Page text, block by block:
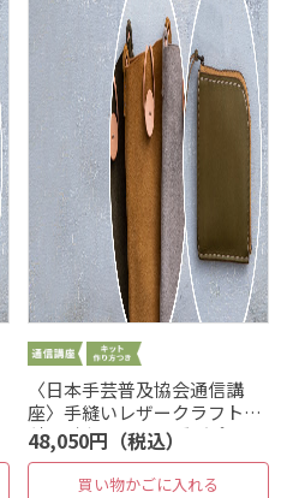
〈日本手芸普及協会通信講
座〉手縫いレザークラフト本
科 財布：オリーブ／ポー
チ：キャメル
48,050円（税込）
買い物かごに入れる